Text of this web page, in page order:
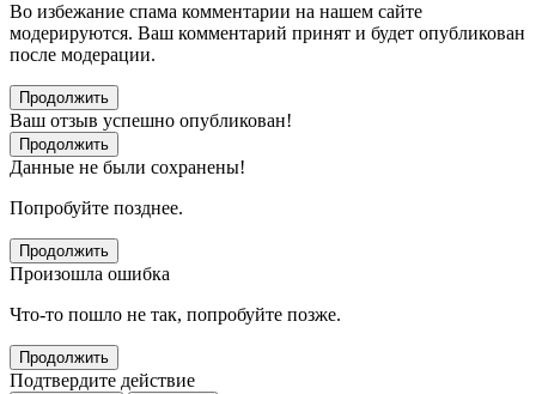
Во избежание спама комментарии на нашем сайте
модерируются. Ваш комментарий принят и будет опубликован
после модерации.
Продолжить
Ваш отзыв успешно опубликован!
Продолжить
Данные не были сохранены!
Попробуйте позднее.
Продолжить
Произошла ошибка
Что-то пошло не так, попробуйте позже.
Продолжить
Подтвердите действие